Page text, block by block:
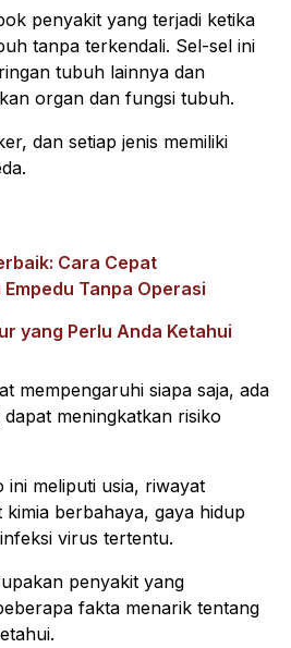
penyakit yang terjadi ketika
tanpa terkendali. Sel-sel ini
tubuh lainnya dan
organ dan fungsi tubuh.
dan setiap jenis memiliki
Cara Cepat
Tanpa Operasi
yang Perlu Anda Ketahui
mempengaruhi siapa saja, ada
meningkatkan risiko
meliputi usia, riwayat
berbahaya, gaya hidup
virus tertentu.
penyakit yang
fakta menarik tentang